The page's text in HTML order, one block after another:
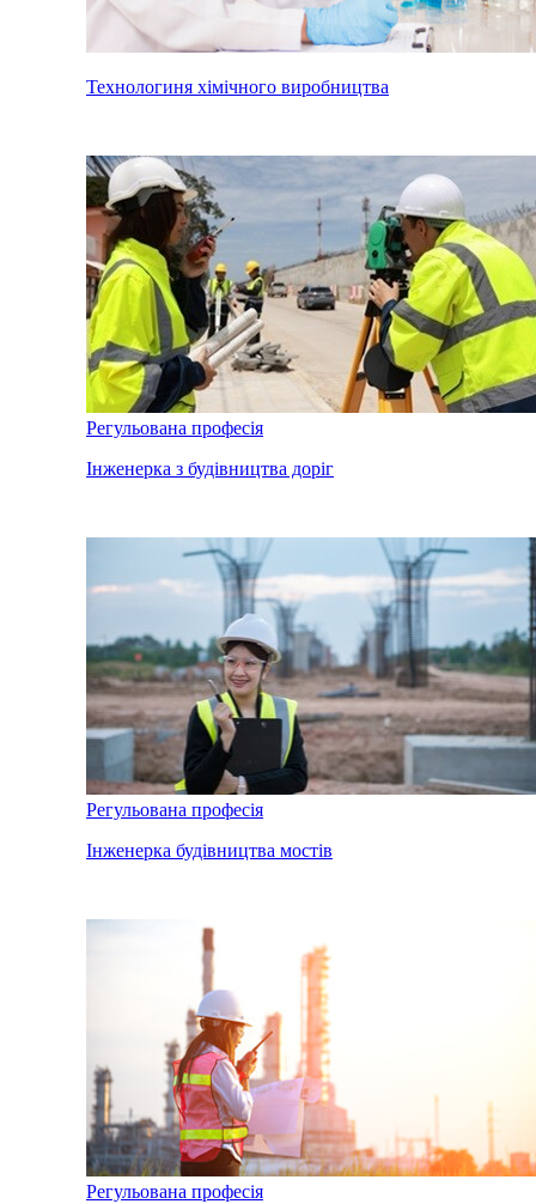
Технологиня хімічного виробництва
Регульована професія
Інженерка з будівництва доріг
Регульована професія
Інженерка будівництва мостів
Регульована професія